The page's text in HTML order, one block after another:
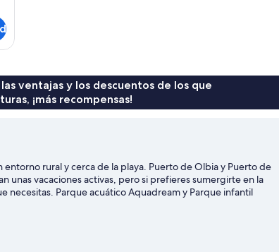
ventajas y los descuentos de los que
¡más recompensas!
rural y cerca de la playa. Puerto de Olbia y Puerto de
unas vacaciones activas, pero si prefieres sumergirte en la
necesitas. Parque acuático Aquadream y Parque infantil
acuáticas que podrás hacer en la zona, como